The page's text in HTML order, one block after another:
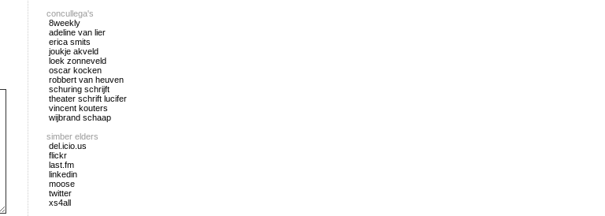
concullega's
8weekly
adeline van lier
erica smits
joukje akveld
loek zonneveld
oscar kocken
robbert van heuven
schuring schrijft
theater schrift lucifer
vincent kouters
wijbrand schaap
simber elders
del.icio.us
flickr
last.fm
linkedin
moose
twitter
xs4all